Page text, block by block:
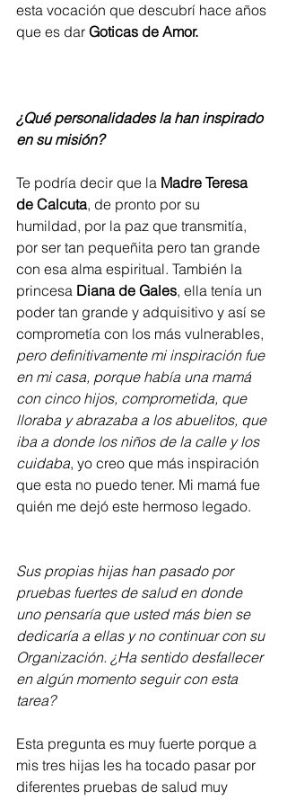
esta vocación que descubrí hace años
que es dar Goticas de Amor.
¿Qué personalidades la han inspirado
en su misión?
Te podría decir que la Madre Teresa
de Calcuta, de pronto por su
humildad, por la paz que transmitía,
por ser tan pequeñita pero tan grande
con esa alma espiritual. También la
princesa Diana de Gales, ella tenía un
poder tan grande y adquisitivo y así se
comprometía con los más vulnerables,
pero definitivamente mi inspiración fue
en mi casa, porque había una mamá
con cinco hijos, comprometida, que
lloraba y abrazaba a los abuelitos, que
iba a donde los niños de la calle y los
cuidaba, yo creo que más inspiración
que esta no puedo tener. Mi mamá fue
quién me dejó este hermoso legado.
Sus propias hijas han pasado por
pruebas fuertes de salud en donde
uno pensaría que usted más bien se
dedicaría a ellas y no continuar con su
Organización. ¿Ha sentido desfallecer
en algún momento seguir con esta
tarea?
Esta pregunta es muy fuerte porque a
mis tres hijas les ha tocado pasar por
diferentes pruebas de salud muy